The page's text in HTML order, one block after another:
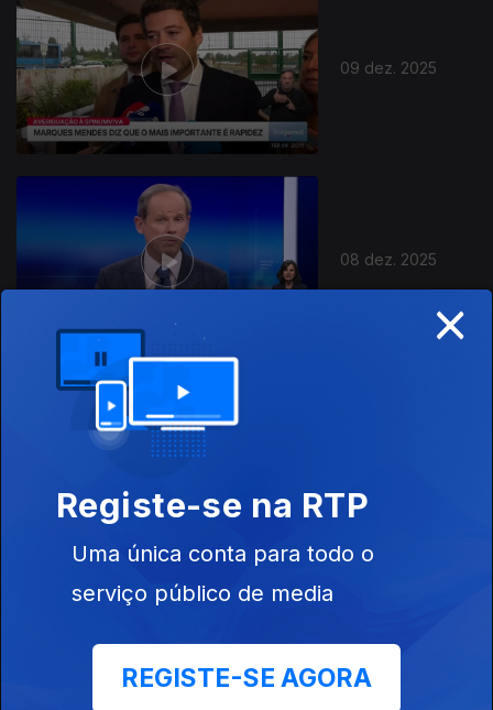
09 dez. 2025
08 dez. 2025
06 dez. 2025
×
Registe-se na RTP
Uma única conta para todo o
serviço público de media
REGISTE-SE AGORA